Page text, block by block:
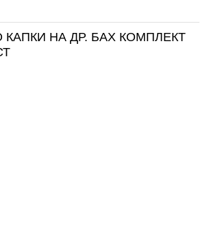
НА ДР. БАХ КОМПЛЕКТ